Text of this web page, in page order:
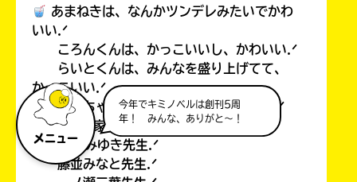
メニュー
今年でキミノベルは創刊5周
年！ みんな、ありがと～！
あまねきは、なんかツンデレみたいでかわ
いい.ᐟ
ころんくんは、かっこいいし、かわいい.ᐟ
らいとくんは、みんなを盛り上げてて、
かっこいい.ᐟ
レイちゃんは、声がいいし、かわいい.ᐟ
5好きな作家さんは？
あさばみゆき先生.ᐟ
藤並みなと先生.ᐟ